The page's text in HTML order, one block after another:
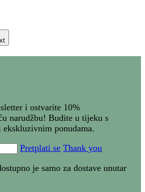
i ostvarite 10%
narudžbu! Budite u tijeku s
ponudama.
Pretplati se Thank you
je samo za dostave unutar